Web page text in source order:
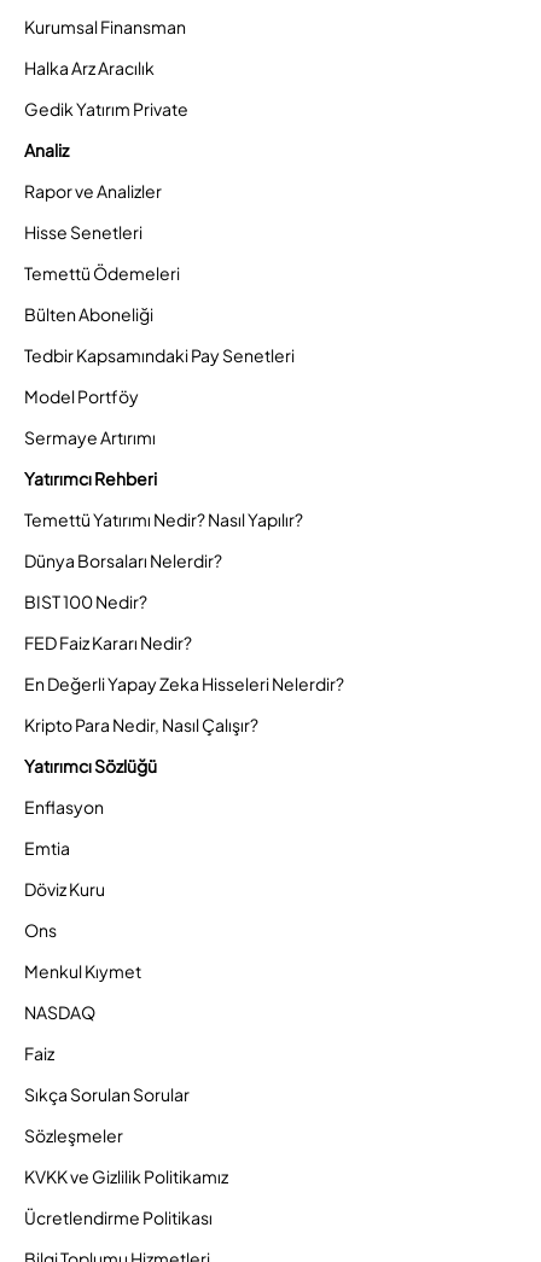
Kurumsal Finansman
Halka Arz Aracılık
Gedik Yatırım Private
Analiz
Rapor ve Analizler
Hisse Senetleri
Temettü Ödemeleri
Bülten Aboneliği
Tedbir Kapsamındaki Pay Senetleri
Model Portföy
Sermaye Artırımı
Yatırımcı Rehberi
Temettü Yatırımı Nedir? Nasıl Yapılır?
Dünya Borsaları Nelerdir?
BIST 100 Nedir?
FED Faiz Kararı Nedir?
En Değerli Yapay Zeka Hisseleri Nelerdir?
Kripto Para Nedir, Nasıl Çalışır?
Yatırımcı Sözlüğü
Enflasyon
Emtia
Döviz Kuru
Ons
Menkul Kıymet
NASDAQ
Faiz
Sıkça Sorulan Sorular
Sözleşmeler
KVKK ve Gizlilik Politikamız
Ücretlendirme Politikası